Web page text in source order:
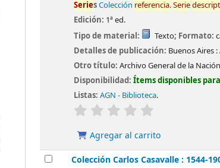
SeriesColección referencia.Serie
Edición: 1ª ed.
Tipo de material:
Texto; Formato:
Detalles de publicación: Buenos Aires :
Otro título:Archivo General de la
Disponibilidad:Ítems disponibles
Listas: AGN - Biblioteca.
valoración
Agregar al carrito
Colección Carlos Casavalle : 1544-